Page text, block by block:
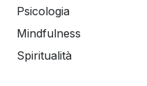
Psicologia
Mindfulness
Spiritualità